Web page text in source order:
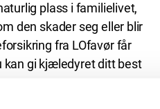
plass i familielivet,
den skader seg eller blir
fra LOfavør får
kan gi kjæledyret ditt best